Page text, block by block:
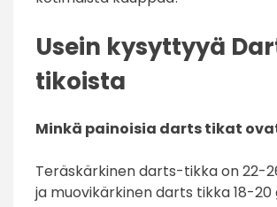
Usein kysyttyyä
tikoista
Minkä painoisia darts tikat
Teräskärkinen darts-tikka on 22-
ja muovikärkinen darts tikka 18-